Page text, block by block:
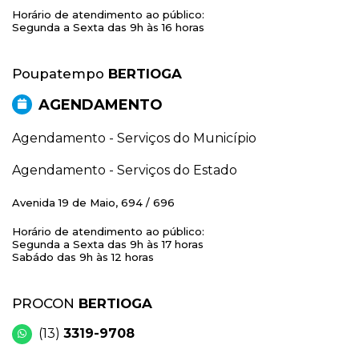
Horário de atendimento ao público:
Segunda a Sexta das 9h às 16 horas
Poupatempo BERTIOGA
AGENDAMENTO
Agendamento - Serviços do Município
Agendamento - Serviços do Estado
Avenida 19 de Maio, 694 / 696
Horário de atendimento ao público:
Segunda a Sexta das 9h às 17 horas
Sabádo das 9h às 12 horas
PROCON BERTIOGA
(13) 3319-9708